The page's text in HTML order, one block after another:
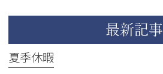
最新記事
夏季休暇